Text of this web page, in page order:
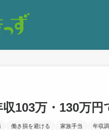
103万・130万
働き損を避ける 家族手当 年収